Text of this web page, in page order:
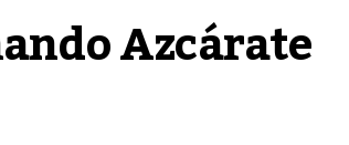
Azcárate